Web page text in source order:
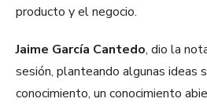
producto y el negocio.
Jaime García Cantedo, dio la
sesión, planteando algunas ideas
conocimiento, un conocimiento